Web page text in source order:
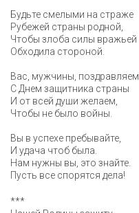
Будьте смелыми на страже
Рубежей страны родной,
Чтобы злоба силы вражьей
Обходила стороной.
Вас, мужчины, поздравляем
С Днем защитника страны
И от всей души желаем,
Чтобы не было войны.
Вы в успехе пребывайте,
И удача чтоб была.
Нам нужны вы, это знайте.
Пусть все спорятся дела!
***